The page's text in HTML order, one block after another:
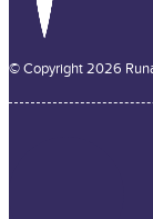
© Copyright 2026